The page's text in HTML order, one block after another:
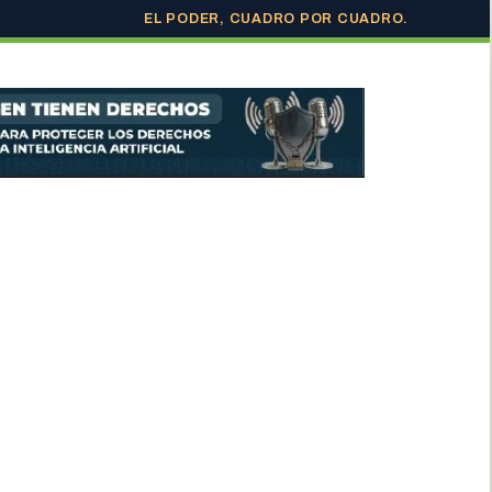
EL PODER, CUADRO POR CUADRO.